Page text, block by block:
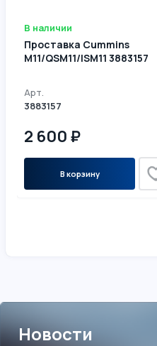
В наличии
Проставка Cummins
М11/QSM11/ISM11 3883157
Арт.
3883157
2 600 ₽
В корзину
Новости